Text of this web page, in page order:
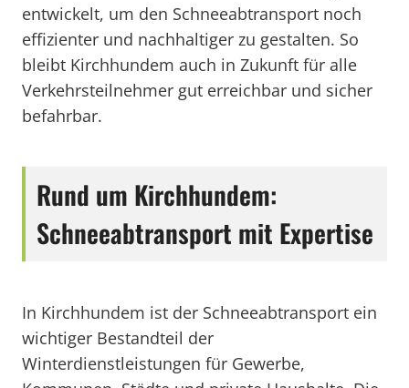
entwickelt, um den Schneeabtransport noch
effizienter und nachhaltiger zu gestalten. So
bleibt Kirchhundem auch in Zukunft für alle
Verkehrsteilnehmer gut erreichbar und sicher
befahrbar.
Rund um Kirchhundem:
Schneeabtransport mit Expertise
In Kirchhundem ist der Schneeabtransport ein
wichtiger Bestandteil der
Winterdienstleistungen für Gewerbe,